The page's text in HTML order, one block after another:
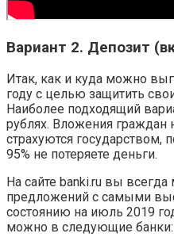
Вариант 2. Депозит
Итак, как и куда можно
году с целью защитить
Наиболее подходящий
рублях. Вложения граждан
страхуются государством,
95% не потеряете деньги.
На сайте banki.ru вы
предложений с самыми
состоянию на июль 2019
можно в следующие банки: